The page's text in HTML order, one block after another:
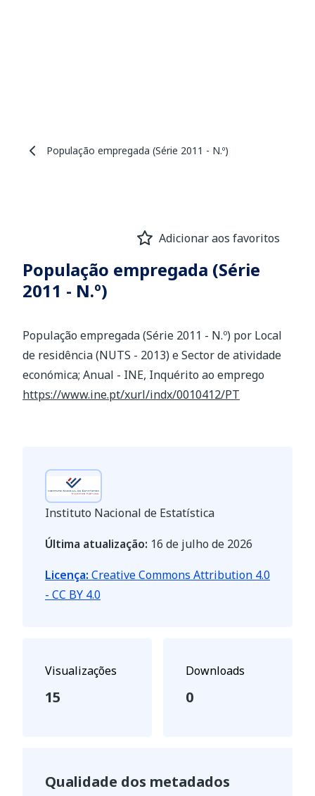
População empregada (Série 2011 - N.º)
Adicionar aos favoritos
População empregada (Série
2011 - N.º)
População empregada (Série 2011 - N.º) por Local
de residência (NUTS - 2013) e Sector de atividade
económica; Anual - INE, Inquérito ao emprego
https://www.ine.pt/xurl/indx/0010412/PT
Instituto Nacional de Estatística
Última atualização: 16 de julho de 2026
Licença: Creative Commons Attribution 4.0
- CC BY 4.0
Visualizações
15
Downloads
0
Qualidade dos metadados